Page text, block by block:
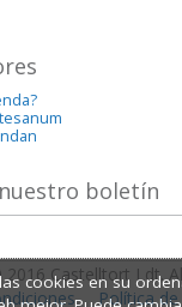
boletín
Castelltort Ldt.
Política
cookies en su